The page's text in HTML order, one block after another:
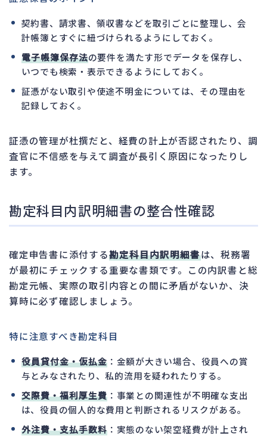
契約書、請求書、領収書などを取引ごとに整理し、会
計帳簿とすぐに紐づけられるようにしておく。
電子帳簿保存法の要件を満たす形でデータを保存し、
いつでも検索・表示できるようにしておく。
証憑がない取引や使途不明金については、その理由を
記録しておく。
証憑の管理が杜撰だと、経費の計上が否認されたり、調
査官に不信感を与えて調査が長引く原因になったりし
ます。
勘定科目内訳明細書の整合性確認
確定申告書に添付する勘定科目内訳明細書は、税務署
が最初にチェックする重要な書類です。この内訳書と総
勘定元帳、実際の取引内容との間に矛盾がないか、決
算時に必ず確認しましょう。
特に注意すべき勘定科目
役員貸付金・仮払金：金額が大きい場合、役員への賞
与とみなされたり、私的流用を疑われたりする。
交際費・福利厚生費：事業との関連性が不明確な支出
は、役員の個人的な費用と判断されるリスクがある。
外注費・支払手数料：実態のない架空経費が計上され